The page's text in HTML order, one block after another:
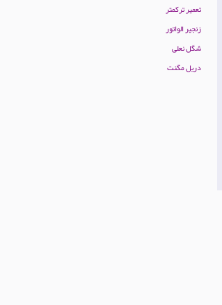
تعمیر ترکمتر
زنجیر الواتور
شگل نعلی
دریل مگنت